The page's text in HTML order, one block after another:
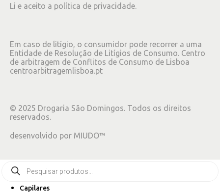
Li e aceito a política de privacidade.
Em caso de litígio, o consumidor pode recorrer a uma
Entidade de Resolução de Litígios de Consumo. Centro
de arbitragem de Conflitos de Consumo de Lisboa
centroarbitragemlisboa.pt
© 2025 Drogaria São Domingos. Todos os direitos
reservados.
desenvolvido por MIUDO™
Capilares